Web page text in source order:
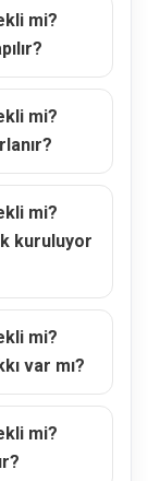
mi?
mi?
mi?
kuruluyor
mi?
var mı?
mi?